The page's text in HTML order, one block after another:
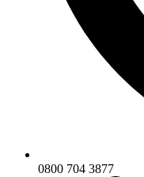
0800 704 3877